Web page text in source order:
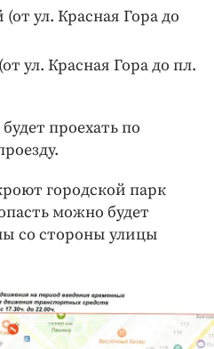
ул. Красная Гора до
ул. Красная Гора до пл.
проехать по
городской парк
можно будет
со стороны улицы